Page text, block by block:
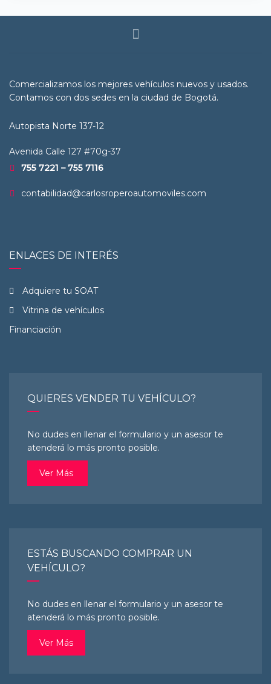
Comercializamos los mejores vehículos nuevos y usados.
Contamos con dos sedes en la ciudad de Bogotá.
Autopista Norte 137-12
Avenida Calle 127 #70g-37
755 7221 – 755 7116
contabilidad@carlosroperoautomoviles.com
ENLACES DE INTERÉS
Adquiere tu SOAT
Vitrina de vehículos
Financiación
QUIERES VENDER TU VEHÍCULO?
No dudes en llenar el formulario y un asesor te
atenderá lo más pronto posible.
Ver Más
ESTÁS BUSCANDO COMPRAR UN
VEHÍCULO?
No dudes en llenar el formulario y un asesor te
atenderá lo más pronto posible.
Ver Más